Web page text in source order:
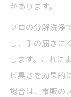
があります。
プロの分解洗浄
し、手の届きに
します。これに
ビ臭さを効果的
場合は、市販の